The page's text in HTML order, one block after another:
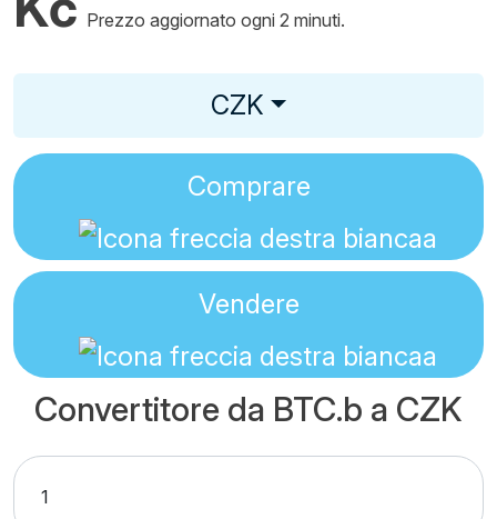
Prezzo aggiornato ogni 2 minuti.
CZK
Comprare
Vendere
Convertitore da BTC.b a CZK